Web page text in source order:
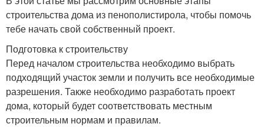
строительства дома из пенополистирола, чтобы помочь
тебе начать свой собственный проект.
Подготовка к строительству
Перед началом строительства необходимо выбрать
подходящий участок земли и получить все необходимые
разрешения. Также необходимо разработать проект
дома, который будет соответствовать местным
строительным нормам и правилам.